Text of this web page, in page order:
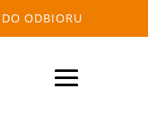
ODBIORU